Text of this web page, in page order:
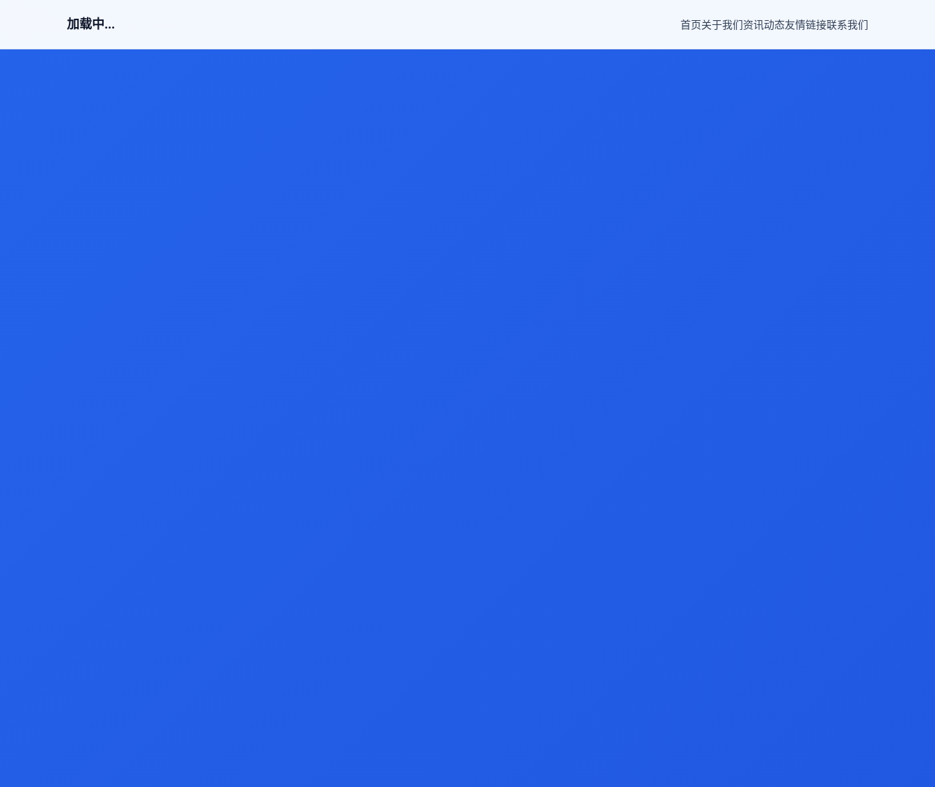
加载中... 首页关于我们资讯动态友情链接联系我们